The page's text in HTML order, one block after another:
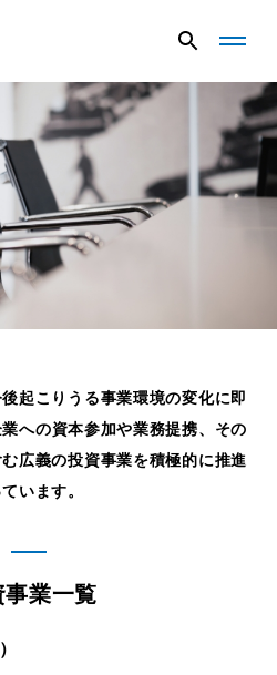
G
a
l
N
ー
く
G
a
l
N
ー
じ
る
ィ
起こりうる事業環境の変化に即
への資本参加や業務提携、その
広義の投資事業を積極的に推進
います。
事業一覧